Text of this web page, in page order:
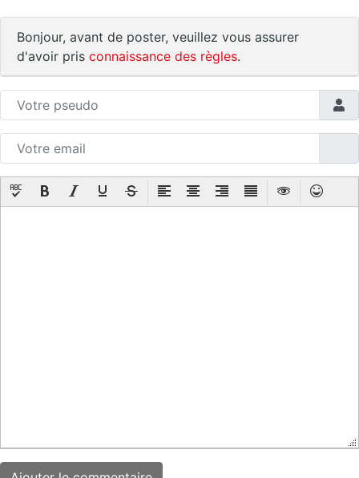
Bonjour, avant de poster, veuillez vous assurer
d'avoir pris connaissance des règles.